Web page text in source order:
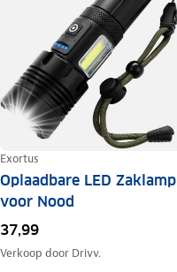
Exortus
Oplaadbare LED Zaklamp
voor Nood
37,99
Verkoop door Drivv.